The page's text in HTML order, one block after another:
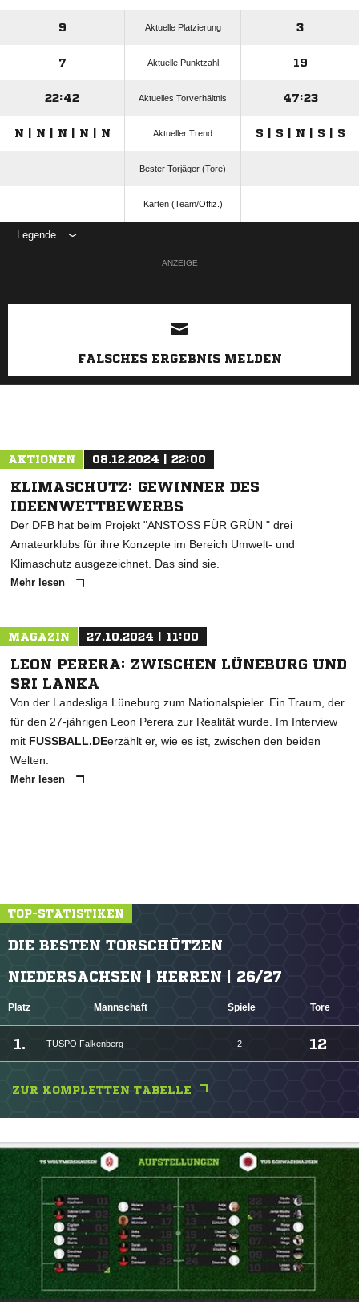
9 Aktuelle Platzierung 3
7 Aktuelle Punktzahl 19
22:42 Aktuelles Torverhältnis 47:23
N | N | N | N | N Aktueller Trend S | S | N | S | S
Bester Torjäger (Tore)
Karten (Team/Offiz.)
Legende
ANZEIGE
FALSCHES ERGEBNIS MELDEN
AKTIONEN 08.12.2024 | 22:00
KLIMASCHUTZ: GEWINNER DES
IDEENWETTBEWERBS
Der DFB hat beim Projekt "ANSTOSS FÜR GRÜN " drei
Amateurklubs für ihre Konzepte im Bereich Umwelt- und
Klimaschutz ausgezeichnet. Das sind sie.
Mehr lesen
MAGAZIN 27.10.2024 | 11:00
LEON PERERA: ZWISCHEN LÜNEBURG UND
SRI LANKA
Von der Landesliga Lüneburg zum Nationalspieler. Ein Traum, der
für den 27-jährigen Leon Perera zur Realität wurde. Im Interview
mit FUSSBALL.DEerzählt er, wie es ist, zwischen den beiden
Welten.
Mehr lesen
TOP-STATISTIKEN
DIE BESTEN TORSCHÜTZEN
NIEDERSACHSEN | HERREN | 26/27
Platz Mannschaft Spiele Tore
1. TUSPO Falkenberg 2 12
ZUR KOMPLETTEN TABELLE